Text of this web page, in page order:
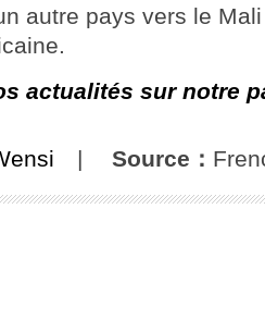
autre pays vers le
actualités sur notre
| Source：